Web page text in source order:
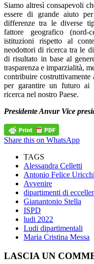
Siamo altresì consapevoli
essere di grande aiuto
differenze tra le diverse
fattore geografico
istituzioni rispetto al
neodottori di ricerca tra le
di risultato in base al
trasparenza e imparzialità,
contribuire
per garantire un futuro ai
ricerca nel nostro Paese.
Presidente Anvur Vice
Share this on WhatsApp
TAGS
Alessandra Celletti
Antonio Felice
Avvenire
dipartimenti di
Gianantonio Stella
ISPD
ludi 2022
Ludi dipartimentali
Maria Cristina Messa
LASCIA UN